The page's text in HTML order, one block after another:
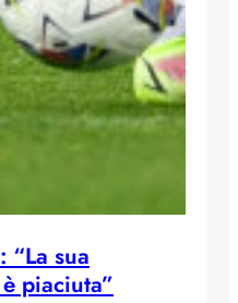
“La sua
piaciuta”